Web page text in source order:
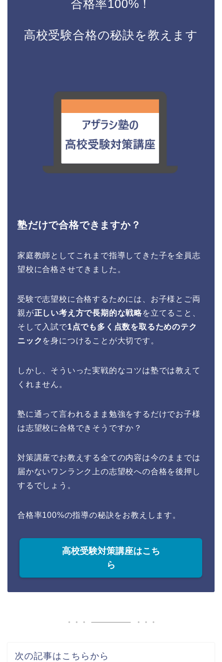
合格率100%！
高校受験合格の秘訣を教えます
塾だけで合格できますか？
家庭教師としてこれまで指導してきた子を全員志
望校に合格させてきました。
受験で志望校に合格するためには、お子様とご両
親が正しい考え方で長期的な戦略を立てること、
そして入試で1点でも多く点数を取るためのテク
ニック を身につけることが大切です。
しかし、そういった実戦的なコツは塾では教えて
くれません。
塾に通って言われるまま勉強をするだけでお子様
は志望校に合格できそうですか？
対策講座でお教えする全ての内容は今のままでは
届かないワンランク上の志望校への合格を後押し
するでしょう。
合格率100%の指導の秘訣をお教えします。
高校受験対策講座はこち
ら
次の記事はこちらから